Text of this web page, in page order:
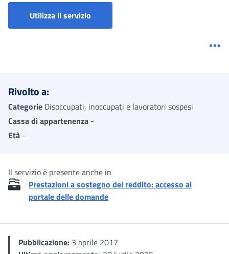
Utilizza il servizio
Rivolto a:
Categorie Disoccupati, inoccupati e lavoratori sospesi
Cassa di appartenenza -
Età -
Il servizio è presente anche in
Prestazioni a sostegno del reddito: accesso al
portale delle domande
Pubblicazione: 3 aprile 2017